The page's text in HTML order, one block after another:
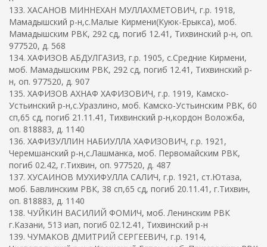
133. ХАСАНОВ МИННЕХАН МУЛЛАХМЕТОВИЧ, г.р. 1918,
Мамадышский р-н,с.Малые Кирмени(Куюк-Ерыкса), моб.
Мамадышским РВК, 292 сд, погиб 12.41, Тихвинский р-н, оп.
977520, д. 568
134. ХАФИЗОВ АБДУЛГАЗИЗ, г.р. 1905, с.Средние Кирмени,
моб. Мамадышским РВК, 292 сд, погиб 12.41, Тихвинский р-
н, оп. 977520, д. 907
135. ХАФИЗОВ АХНАФ ХАФИЗОВИЧ, г.р. 1919, Камско-
Устьинский р-н,с.Уразлино, моб. Камско-Устьинским РВК, 60
сп,65 сд, погиб 21.11.41, Тихвинский р-н,кордон Воложба,
оп. 818883, д. 1140
136. ХАФИЗУЛЛИН НАБИУЛЛА ХАФИЗОВИЧ, г.р. 1921,
Черемшанский р-н,с.Лашманка, моб. Первомайским РВК,
погиб 02.42, г.Тихвин, оп. 977520, д. 487
137. ХУСАИНОВ МУХИФУЛЛА САЛИЧ, г.р. 1921, ст.Ютаза,
моб. Бавлинским РВК, 38 сп,65 сд, погиб 20.11.41, г.Тихвин,
оп. 818883, д. 1140
138. ЧУЙКИН ВАСИЛИЙ ФОМИЧ, моб. Ленинским РВК
г.Казани, 513 иап, погиб 02.12.41, Тихвинский р-н
139. ЧУМАКОВ ДМИТРИЙ СЕРГЕЕВИЧ, г.р. 1914,